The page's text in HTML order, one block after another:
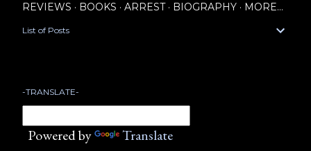
REVIEWS BOOKS ARREST BIOGRAPHY MORE…
List of Posts
-TRANSLATE-
Powered by Translate